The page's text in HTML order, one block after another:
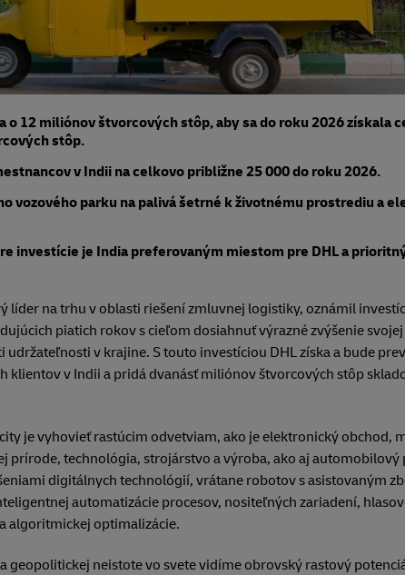
o 12 miliónov štvorcových stôp, aby sa do roku 2026 získala
stôp.
v Indii na celkovo približne 25 000 do roku 2026.
vozového parku na palivá šetrné k životnému prostrediu a
investície je India preferovaným miestom pre DHL a
líder na trhu v oblasti riešení zmluvnej logistiky, oznámil
piatich rokov s cieľom dosiahnuť výrazné zvýšenie
udržateľnosti v krajine. S touto investíciou DHL získa a bude
klientov v Indii a pridá dvanásť miliónov štvorcových stôp
je vyhovieť rastúcim odvetviam, ako je elektronický obchod,
prírode, technológia, strojárstvo a výroba, ako aj automobilový
digitálnych technológií, vrátane robotov s asistovaným
automatizácie procesov, nositeľných zariadení,
algoritmickej optimalizácie.
geopolitickej neistote vo svete vidíme obrovský rastový